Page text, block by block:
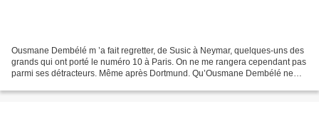
Ousmane Dembélé m ’a fait regretter, de Susic à Neymar, quelques-uns des
grands qui ont porté le numéro 10 à Paris. On ne me rangera cependant pas
parmi ses détracteurs. Même après Dortmund. Qu’Ousmane Dembélé ne